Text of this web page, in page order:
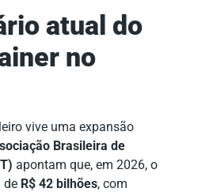
atual do
no
vive uma expansão
Brasileira de
apontam que, em 2026, o
de R$ 42 bilhões, com